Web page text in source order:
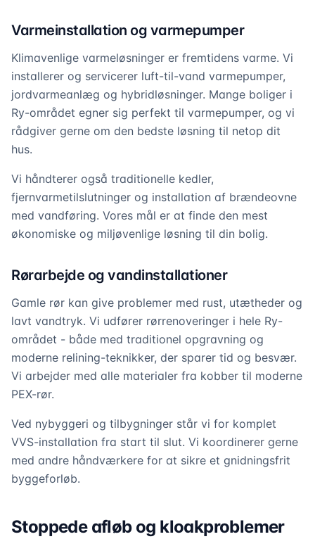
Varmeinstallation og varmepumper
Klimavenlige varmeløsninger er fremtidens varme. Vi
installerer og servicerer luft-til-vand varmepumper,
jordvarmeanlæg og hybridløsninger. Mange boliger i
Ry-området egner sig perfekt til varmepumper, og vi
rådgiver gerne om den bedste løsning til netop dit
hus.
Vi håndterer også traditionelle kedler,
fjernvarmetilslutninger og installation af brændeovne
med vandføring. Vores mål er at finde den mest
økonomiske og miljøvenlige løsning til din bolig.
Rørarbejde og vandinstallationer
Gamle rør kan give problemer med rust, utætheder og
lavt vandtryk. Vi udfører rørrenoveringer i hele Ry-
området - både med traditionel opgravning og
moderne relining-teknikker, der sparer tid og besvær.
Vi arbejder med alle materialer fra kobber til moderne
PEX-rør.
Ved nybyggeri og tilbygninger står vi for komplet
VVS-installation fra start til slut. Vi koordinerer gerne
med andre håndværkere for at sikre et gnidningsfrit
byggeforløb.
Stoppede afløb og kloakproblemer